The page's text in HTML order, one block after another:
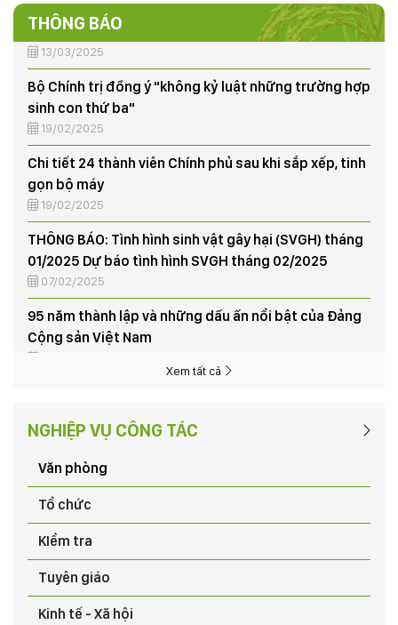
THÔNG BÁO
nước (30/4/1975-30/4/2025)
13/03/2025
Bộ Chính trị đồng ý "không kỷ luật những trường hợp
sinh con thứ ba"
19/02/2025
Chi tiết 24 thành viên Chính phủ sau khi sắp xếp, tinh
gọn bộ máy
19/02/2025
THÔNG BÁO: Tình hình sinh vật gây hại (SVGH) tháng
01/2025 Dự báo tình hình SVGH tháng 02/2025
07/02/2025
95 năm thành lập và những dấu ấn nổi bật của Đảng
Cộng sản Việt Nam
03/02/2025
Tập huấn nghiệp vụ vay vốn Quỹ hỗ trợ nông dân
NÔNG DÂN XÃ HƯƠNG NỘN THU HOẠCH LÚA VỤ CHIÊM
2024
03/06/2024
CHƯƠNG TRÌNH HỖ TRỢ PHÁT TRIỂN SẢN XUẤT CHO
NÔNG DÂN XÃ THẠCH SƠN TỪ DỰ ÁN “CHĂN NUÔI BÒ
SNH SẢN”
03/06/2024
Xem tất cả
NGHIỆP VỤ CÔNG TÁC
Văn phòng
Tổ chức
KIểm tra
Tuyên giáo
Kinh tế - Xã hội